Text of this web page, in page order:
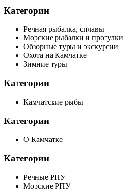
Категории
Речная рыбалка, сплавы
Морские рыбалки и прогулки
Обзорные туры и экскурсии
Охота на Камчатке
Зимние туры
Категории
Камчатские рыбы
Категории
О Камчатке
Категории
Речные РПУ
Морские РПУ